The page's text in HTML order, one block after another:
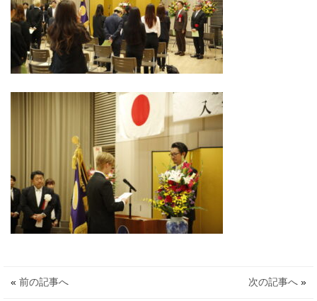
« 前の記事へ 次の記事へ »